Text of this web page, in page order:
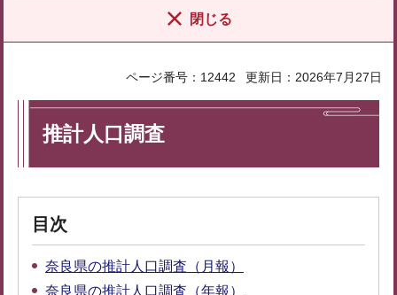
閉じる
ページ番号：12442 更新日：2026年7月27日
推計人口調査
目次
奈良県の推計人口調査（月報）
奈良県の推計人口調査（年報）